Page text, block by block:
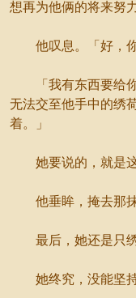
想再为他俩的将来努
他叹息。「好，你
「我有东西要给你
无法交至他手中的绣
着。」
她要说的，就是这
他垂眸，掩去那抹
最后，她还是只绣
她终究，没能坚